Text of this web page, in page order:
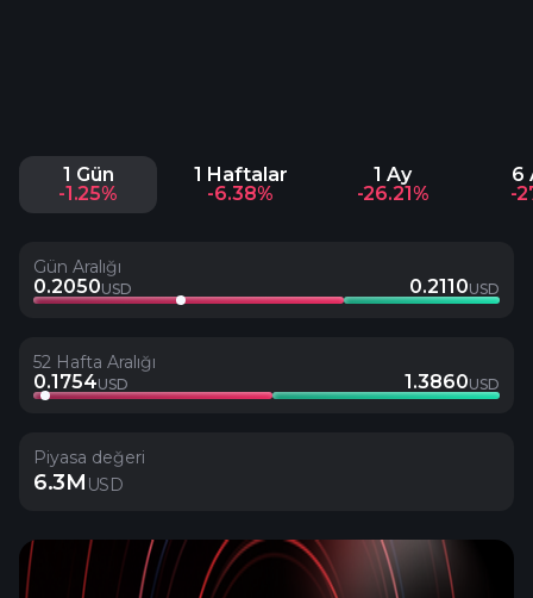
1 Gün
-1.25%
1 Haftalar
-6.38%
1 Ay
-26.21%
6
-
Gün Aralığı
0.2050USD 0.2110USD
52 Hafta Aralığı
0.1754USD 1.3860USD
Piyasa değeri
6.3M USD